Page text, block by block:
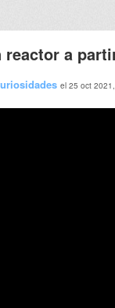
reactor a
el 25 oct